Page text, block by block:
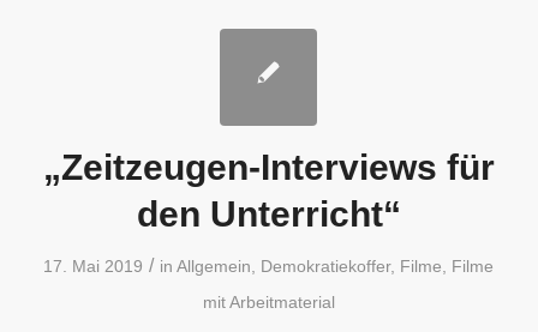
„Zeitzeugen-Interviews für
den Unterricht“
17. Mai 2019 / inAllgemein Demokratiekoffer, Filme
Filme
mit Arbeitmaterial